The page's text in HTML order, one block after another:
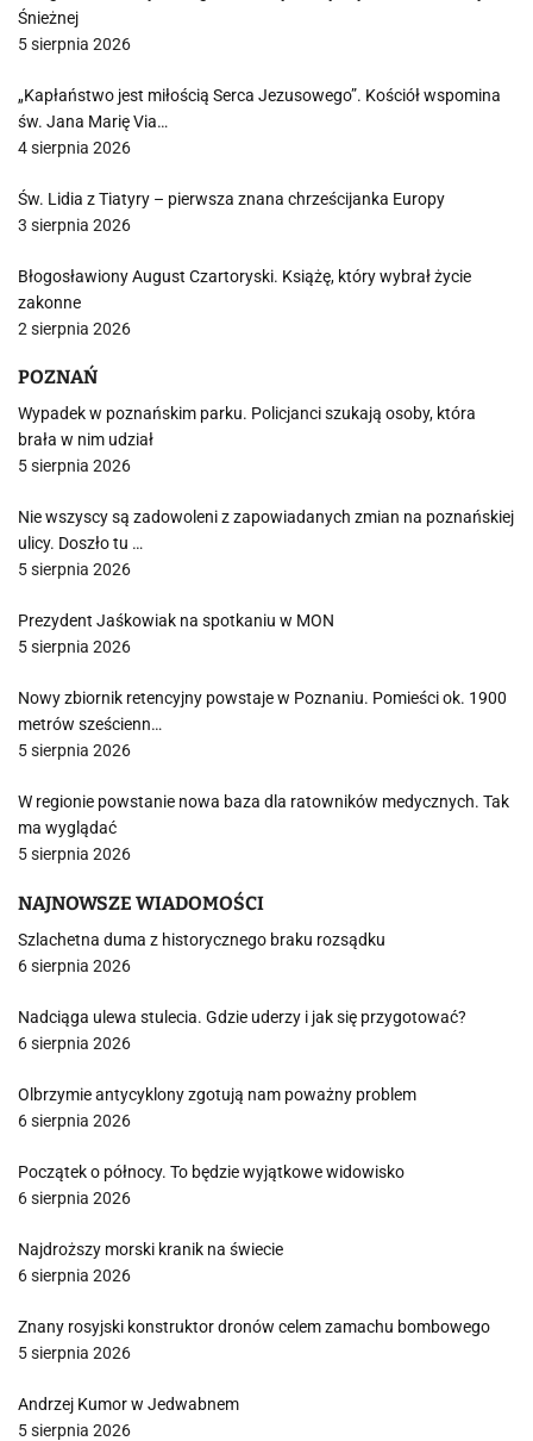
Śnieżnej
5 sierpnia 2026
„Kapłaństwo jest miłością Serca Jezusowego”. Kościół wspomina
św. Jana Marię Via…
4 sierpnia 2026
Św. Lidia z Tiatyry – pierwsza znana chrześcijanka Europy
3 sierpnia 2026
Błogosławiony August Czartoryski. Książę, który wybrał życie
zakonne
2 sierpnia 2026
POZNAŃ
Wypadek w poznańskim parku. Policjanci szukają osoby, która
brała w nim udział
5 sierpnia 2026
Nie wszyscy są zadowoleni z zapowiadanych zmian na poznańskiej
ulicy. Doszło tu …
5 sierpnia 2026
Prezydent Jaśkowiak na spotkaniu w MON
5 sierpnia 2026
Nowy zbiornik retencyjny powstaje w Poznaniu. Pomieści ok. 1900
metrów sześcienn…
5 sierpnia 2026
W regionie powstanie nowa baza dla ratowników medycznych. Tak
ma wyglądać
5 sierpnia 2026
NAJNOWSZE WIADOMOŚCI
Szlachetna duma z historycznego braku rozsądku
6 sierpnia 2026
Nadciąga ulewa stulecia. Gdzie uderzy i jak się przygotować?
6 sierpnia 2026
Olbrzymie antycyklony zgotują nam poważny problem
6 sierpnia 2026
Początek o północy. To będzie wyjątkowe widowisko
6 sierpnia 2026
Najdroższy morski kranik na świecie
6 sierpnia 2026
Znany rosyjski konstruktor dronów celem zamachu bombowego
5 sierpnia 2026
Andrzej Kumor w Jedwabnem
5 sierpnia 2026